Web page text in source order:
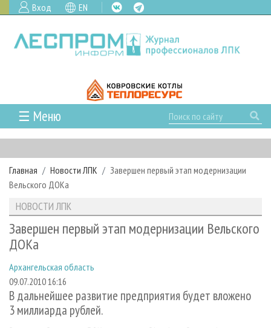
Вход EN
☰ Меню
ГЛАВНАЯ
РУБРИКИ И ТЕМЫ
РУБРИКИ ЖУРНАЛА
ЛЕСОЗАГОТОВКА
ЛЕСОПИЛЕНИЕ
СУШКА ДРЕВЕСИНЫ
ПРОИЗВОДСТВО ДРЕВЕСНЫХ ПЛИТ
ДЕРЕВЯННОЕ ДОМОСТРОЕНИЕ
НОВОСТИ
НОВОСТИ ЛПК
НОВОСТИ ЖУРНАЛА
ПРОЕКТЫ ЛПИ
АНАЛИТИКА
ПРЕДПРИЯТИЯ ЛПК
ПЕРСОНЫ
МОБИЛЬНЫЕ ВЫСТАВКИ
ОФИЦИАЛЬНЫЕ ДЕЛЕГАЦИИ
АРХИВ ЖУРНАЛОВ
О ЖУРНАЛЕ
ПОДПИСКА
КОНТАКТЫ
РЕКЛАМОДАТЕЛЯМ
РЕКЛАМА
РЕКЛАМА НА САЙТЕ
Главная Новости ЛПК
Завершен первый этап модернизации
Вельского ДОКа
НОВОСТИ ЛПК
Завершен первый этап модернизации Вельского
ДОКа
Архангельская область
09.07.2010 16:16
В дальнейшее развитие предприятия будет вложено
3 миллиарда рублей.